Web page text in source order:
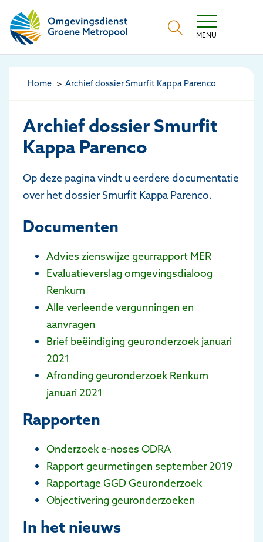
Omgevingsdienst Groene Metropool
MENU
Home Archief dossier Smurfit Kappa Parenco
Archief dossier Smurfit
Kappa Parenco
Op deze pagina vindt u eerdere documentatie
over het dossier Smurfit Kappa Parenco.
Documenten
Advies zienswijze geurrapport MER
Evaluatieverslag omgevingsdialoog
Renkum
Alle verleende vergunningen en
aanvragen
Brief beëindiging geuronderzoek januari
2021
Afronding geuronderzoek Renkum
januari 2021
Rapporten
Onderzoek e-noses ODRA
Rapport geurmetingen september 2019
Rapportage GGD Geuronderzoek
Objectivering geuronderzoeken
In het nieuws